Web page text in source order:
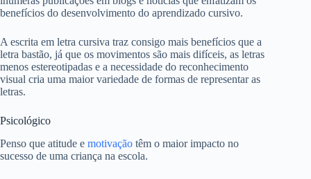
benefícios do desenvolvimento do aprendizado cursivo.
A escrita em letra cursiva traz consigo mais benefícios que a
letra bastão, já que os movimentos são mais difíceis, as letras
menos estereotipadas e a necessidade do reconhecimento
visual cria uma maior variedade de formas de representar as
letras.
Psicológico
Penso que atitude e motivação têm o maior impacto no
sucesso de uma criança na escola.